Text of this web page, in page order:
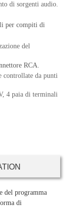
di sorgenti audio.
per compiti di
del
RCA.
controllate da punti
4 paia di terminali
del programma
di